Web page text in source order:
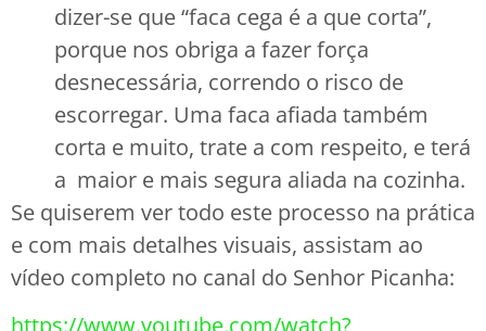
dizer-se que “faca cega é a que corta”,
porque nos obriga a fazer força
desnecessária, correndo o risco de
escorregar. Uma faca afiada também
corta e muito, trate a com respeito, e terá
a maior e mais segura aliada na cozinha.
Se quiserem ver todo este processo na prática
e com mais detalhes visuais, assistam ao
vídeo completo no canal do Senhor Picanha: